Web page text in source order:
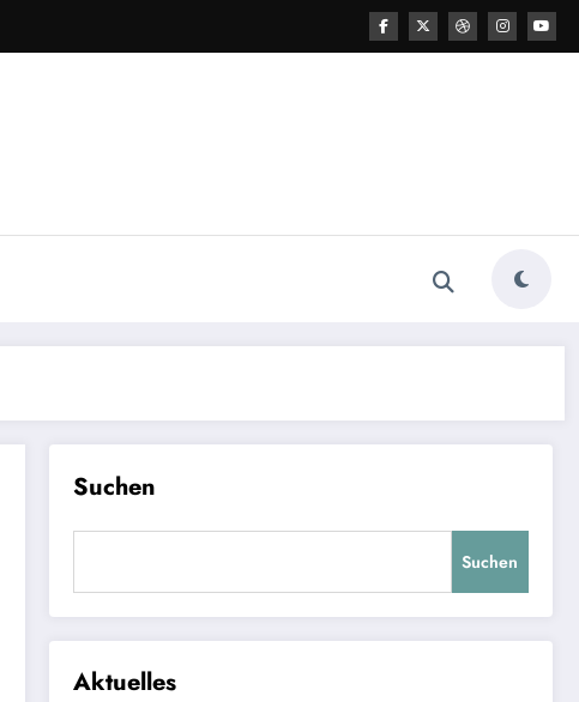
Suchen
Suchen
Aktuelles